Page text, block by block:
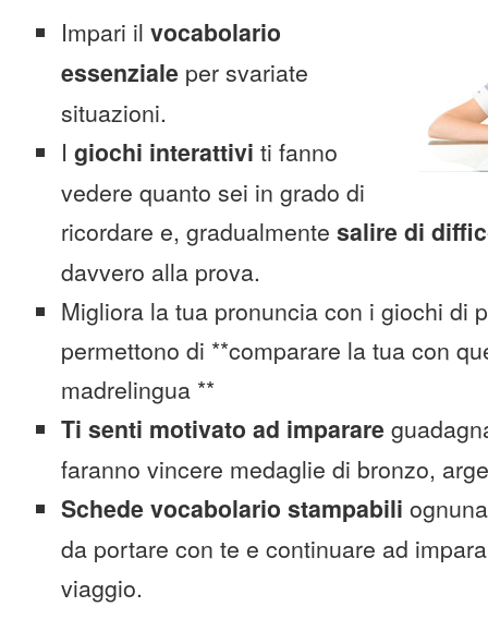
Impari il vocabolario
essenziale per svariate
situazioni.
I giochi interattivi ti fanno
vedere quanto sei in grado di
ricordare e, gradualmente salire di
davvero alla prova.
Migliora la tua pronuncia con i giochi di
permettono di **comparare la tua con
madrelingua **
Ti senti motivato ad imparare
faranno vincere medaglie di bronzo,
Schede vocabolario stampabili
da portare con te e continuare ad
viaggio.